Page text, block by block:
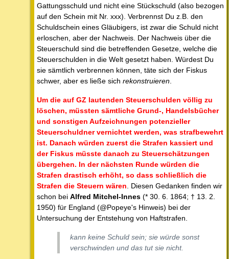
Gattungsschuld und nicht eine Stückschuld (also bezogen
auf den Schein mit Nr. xxx). Verbrennst Du z.B. den
Schuldschein eines Gläubigers, ist zwar die Schuld nicht
erloschen, aber der Nachweis. Der Nachweis über die
Steuerschuld sind die betreffenden Gesetze, welche die
Steuerschulden in die Welt gesetzt haben. Würdest Du
sie sämtlich verbrennen können, täte sich der Fiskus
schwer, aber es ließe sich rekonstruieren.
Um die auf GZ lautenden Steuerschulden völlig zu
löschen, müssten sämtliche Grund-, Handelsbücher
und sonstigen Aufzeichnungen potenzieller
Steuerschuldner vernichtet werden, was strafbewehrt
ist. Danach würden zuerst die Strafen kassiert und
der Fiskus müsste danach zu Steuerschätzungen
übergehen. In der nächsten Runde würden die
Strafen drastisch erhöht, so dass schließlich die
Strafen die Steuern wären. Diesen Gedanken finden wir
schon bei Alfred Mitchel-Innes (* 30. 6. 1864; † 13. 2.
1950) für England (@Popeye's Hinweis) bei der
Untersuchung der Entstehung von Haftstrafen.
kann keine Schuld sein; sie würde sonst
verschwinden und das tut sie nicht.